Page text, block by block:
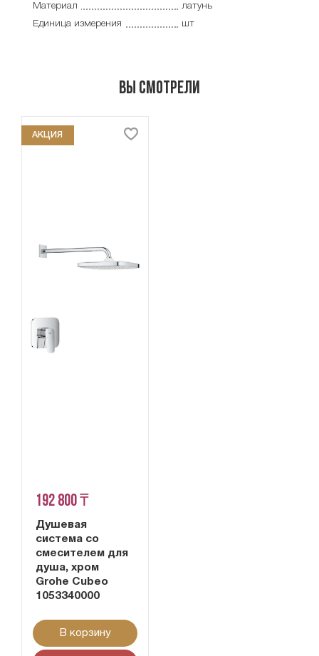
Материал
латунь
Единица измерения
шт
Вы смотрели
АКЦИЯ
192 800 ₸
Душевая
система со
смесителем для
душа, хром
Grohe Cubeo
1053340000
В корзину